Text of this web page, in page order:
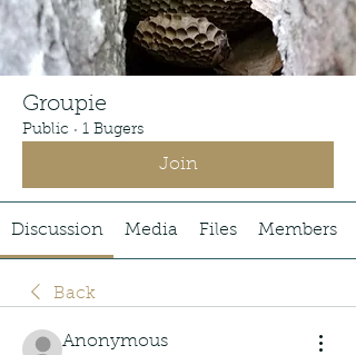
Groupie
Public · 1 Bugers
Join
Discussion Media Files Members
Back
Anonymous